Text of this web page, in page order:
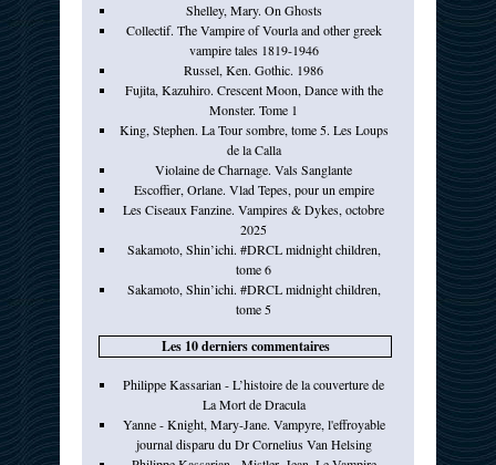
Shelley, Mary. On Ghosts
Collectif. The Vampire of Vourla and other greek
vampire tales 1819-1946
Russel, Ken. Gothic. 1986
Fujita, Kazuhiro. Crescent Moon, Dance with the
Monster. Tome 1
King, Stephen. La Tour sombre, tome 5. Les Loups
de la Calla
Violaine de Charnage. Vals Sanglante
Escoffier, Orlane. Vlad Tepes, pour un empire
Les Ciseaux Fanzine. Vampires & Dykes, octobre
2025
Sakamoto, Shin’ichi. #DRCL midnight children,
tome 6
Sakamoto, Shin’ichi. #DRCL midnight children,
tome 5
Les 10 derniers commentaires
Philippe Kassarian - L’histoire de la couverture de
La Mort de Dracula
Yanne - Knight, Mary-Jane. Vampyre, l'effroyable
journal disparu du Dr Cornelius Van Helsing